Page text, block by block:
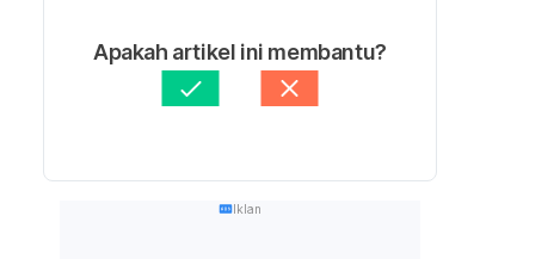
Apakah artikel ini membantu?
Iklan